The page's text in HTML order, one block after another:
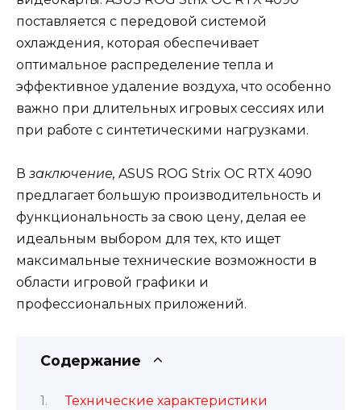
поставляется с передовой системой
охлаждения, которая обеспечивает
оптимальное распределение тепла и
эффективное удаление воздуха, что особенно
важно при длительных игровых сессиях или
при работе с синтетическими нагрузками.
В заключение, ASUS ROG Strix OC RTX 4090
предлагает большую производительность и
функциональность за свою цену, делая ее
идеальным выбором для тех, кто ищет
максимальные технические возможности в
области игровой графики и
профессиональных приложений.
Содержание
Технические характеристики